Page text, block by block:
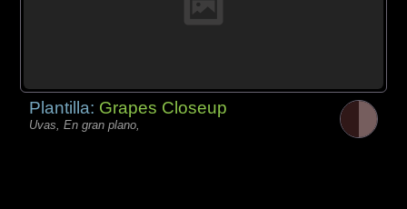
Plantilla: Grapes Closeup
Uvas, En gran plano,